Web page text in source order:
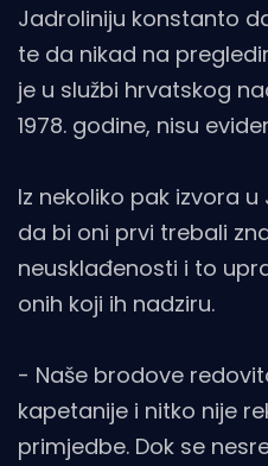
Jadroliniju konstanto
te da nikad na
je u službi hrvatskog
1978. godine, nisu
Iz nekoliko pak izvora
da bi oni prvi trebali
neusklađenosti i to
onih koji ih nadziru.
- Naše brodove
kapetanije i nitko nije
primjedbe. Dok se